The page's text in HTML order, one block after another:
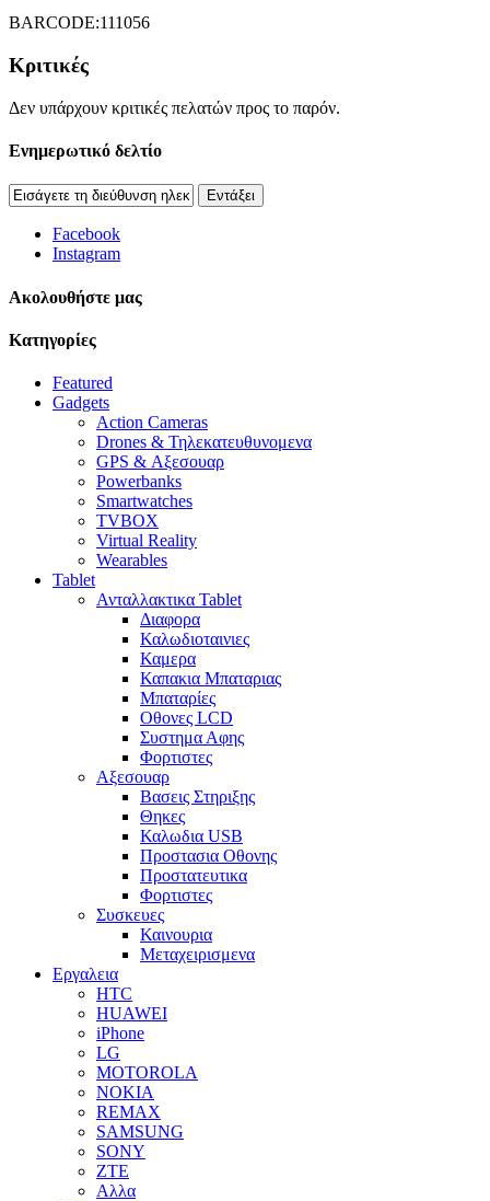
BARCODE:111056
Κριτικές
Δεν υπάρχουν κριτικές πελατών προς το παρόν.
Ενημερωτικό δελτίο
Εντάξει
Facebook
Instagram
Aκολουθήστε μας
Κατηγορίες
Featured
Gadgets
Action Cameras
Drones & Τηλεκατευθυνομενα
GPS & Αξεσουαρ
Powerbanks
Smartwatches
TVBOX
Virtual Reality
Wearables
Tablet
Ανταλλακτικα Tablet
Διαφορα
Καλωδιοταινιες
Καμερα
Καπακια Μπαταριας
Μπαταρίες
Οθονες LCD
Συστημα Αφης
Φορτιστες
Αξεσουαρ
Βασεις Στηριξης
Θηκες
Καλωδια USB
Προστασια Οθονης
Προστατευτικα
Φορτιστες
Συσκευες
Καινουρια
Μεταχειρισμενα
Εργαλεια
HTC
HUAWEI
iPhone
LG
MOTOROLA
NOKIA
REMAX
SAMSUNG
SONY
ZTE
Αλλα